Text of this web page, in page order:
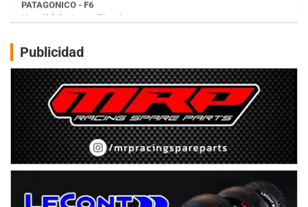
Juventud Unida (Tierra)
Humboldt (Santa Fe)
NORESTE SANTAFESINO - F6
Ciudad de Avellaneda (Asfalto)
Avellaneda (Santa Fe)
SUR SANTAFESINO - F4
José Samuel Sánchez (Tierra)
Rufino (Santa Fe)
TUCUMANO - F5
Juan Navarro (Asfalto)
COBERTURA ESPECIAL DE E-KART.COM.AR
Publicidad